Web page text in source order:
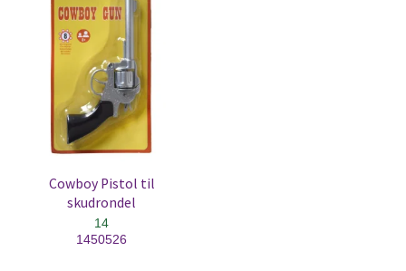
Cowboy Pistol til
skudrondel
14
1450526